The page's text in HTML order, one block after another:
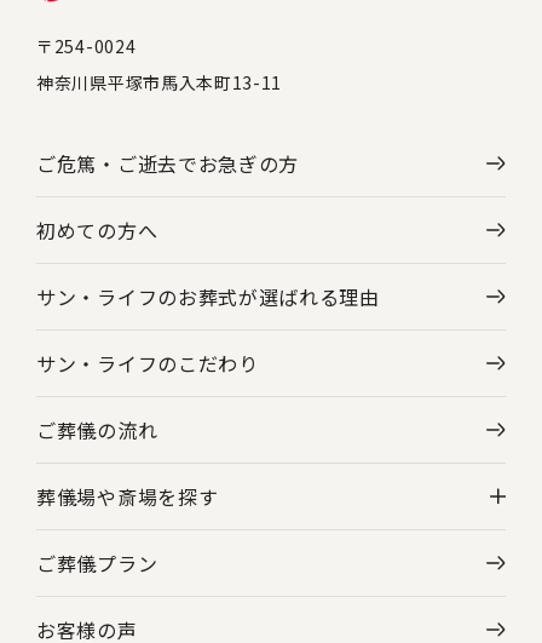
〒254-0024
神奈川県平塚市馬入本町13-11
ご危篤・ご逝去でお急ぎの方
初めての方へ
サン・ライフのお葬式が選ばれる理由
サン・ライフのこだわり
ご葬儀の流れ
葬儀場や斎場を探す
神奈川県の葬儀場・斎場一覧
東京都の葬儀場・斎場一覧
ご葬儀プラン
お客様の声